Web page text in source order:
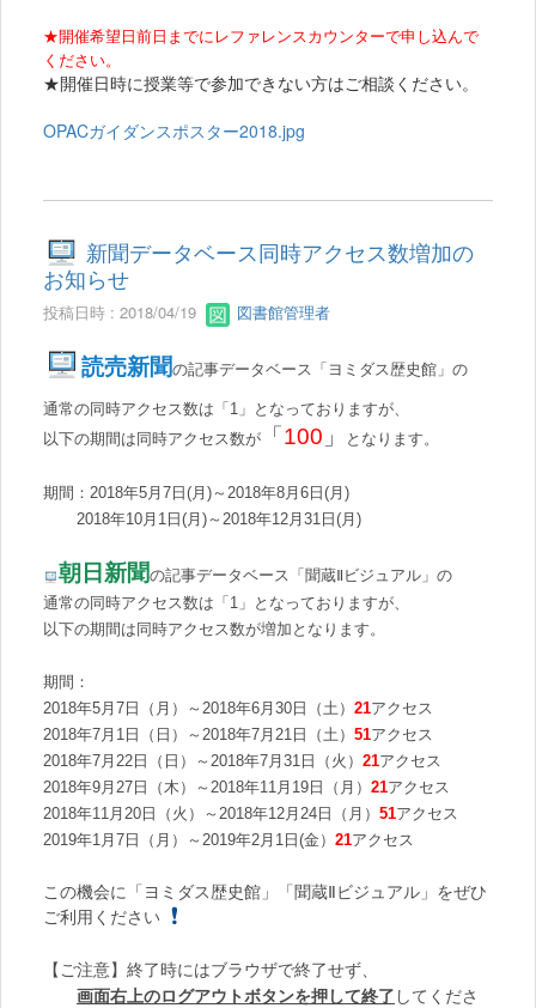
★開催希望日前日までにレファレンスカウンターで申し込んで
ください。
★開催日時に授業等で参加できない方はご相談ください。
OPACガイダンスポスター2018.jpg
新聞データベース同時アクセス数増加の
お知らせ
投稿日時 : 2018/04/19 図書館管理者
読売新聞の記事データベース「ヨミダス歴史館」の
通常の同時アクセス数は「 1 」となっておりますが、
以下の期間は同時アクセス数が
「 100 」 となります。
期間：2018年5月7 日 (月 )～2018年8月6 日 (月 )
2018年10月1 日 (月)～2018年12月31 日 (月 )
朝日新聞の記事データベース「聞蔵Ⅱ ビジュアル」の
通常の同時アクセス数は「 1 」となっておりますが、
以下の期間は同時アクセス数が増加となります。
期間：
2018年5月7 日（月）～2018年6月 30 日（土） 21アクセス
2018年7月 1 日（日）～2018年7月21 日（土） 51アクセス
2018年7月 22 日（日）～2018年7月 31 日（火） 21アクセス
2018年9月27 日（木）～2018年11月19 日（月） 21アクセス
2018年11月20 日（火）～2018年12月24 日（月） 51アクセス
2019年1月7 日（月）～2019年2月 1 日(金） 21アクセス
この機会に「ヨミダス歴史館」「聞蔵Ⅱビジュアル」をぜひ
ご利用ください
【ご注意】終了時にはブラウザで終了せず、
画面右上のログアウトボタンを押して終了 してくださ